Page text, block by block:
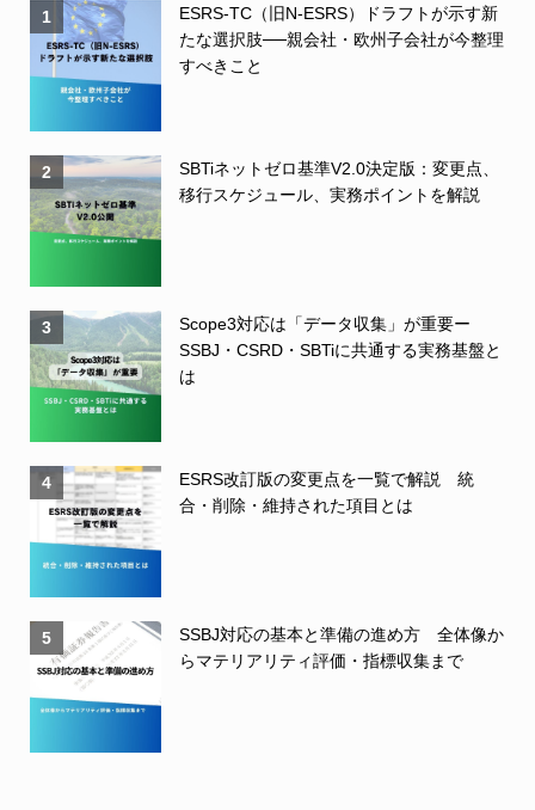
1
ESRS-TC（旧N-ESRS）ドラフトが示す新
たな選択肢──親会社・欧州子会社が今整理
すべきこと
2
SBTiネットゼロ基準V2.0決定版：変更点、
移行スケジュール、実務ポイントを解説
3
Scope3対応は「データ収集」が重要ー
SSBJ・CSRD・SBTiに共通する実務基盤と
は
4
ESRS改訂版の変更点を一覧で解説 統
合・削除・維持された項目とは
5
SSBJ対応の基本と準備の進め方 全体像か
らマテリアリティ評価・指標収集まで